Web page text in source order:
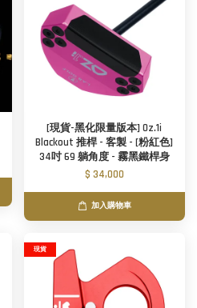
[現貨-黑化限量版本] Oz.1i
Blackout 推桿 - 客製 - [粉紅色]
34吋 69 躺角度 - 霧黑鐵桿身
$ 34,000
加入購物車
現貨